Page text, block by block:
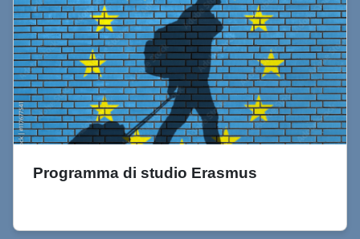
Programma di studio Erasmus